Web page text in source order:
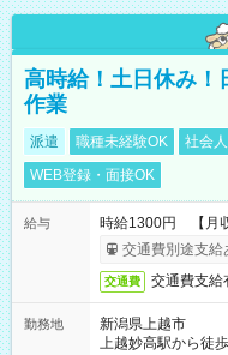
高時給！土日休み！
作業
派遣 職種未経験OK 社会
WEB登録・面接OK
給与
時給1300円 【月
交通費別途支給
交通費 交通費支給
勤務地
新潟県上越市
上越妙高駅から徒